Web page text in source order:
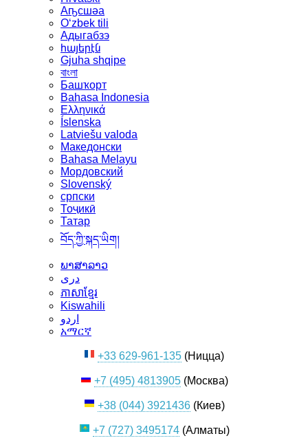
Аҧсшәа
Oʻzbek tili
Адыгабзэ
հայերէն
Gjuha shqipe
বাংলা
Башҡорт
Bahasa Indonesia
Ελληνικά
Íslenska
Latviešu valoda
Македонски
Bahasa Melayu
Мордовский
Slovenský
српски
Тоҷикӣ
Татар
བོད་ཀྱི་སྐད་ཡིག།
ພາສາລາວ
دری
ភាសាខ្មែរ
Kiswahili
اردو
አማርኛ
+33 629-961-135 (Ницца)
+7 (495) 4813905(Москва)
+38 (044) 3921436(Киев)
+7 (727) 3495174(Алматы)